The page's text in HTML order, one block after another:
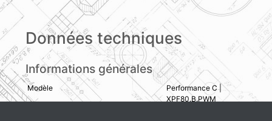
Données techniques
Informations générales
Modèle
Performance C |
XPF80.B.PWM